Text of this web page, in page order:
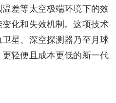
差等太空极端环境下的效
化和失效机制。这项技术
星、深空探测器乃至月球
轻便且成本更低的新一代